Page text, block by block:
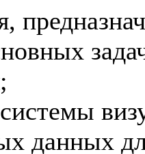
данных